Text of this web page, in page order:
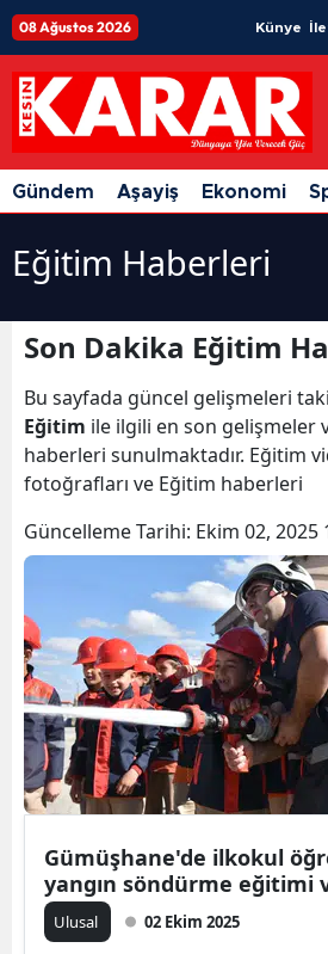
08 Ağustos 2026 Künye
Gündem Aşayiş Ekonomi
Eğitim Haberleri
Son Dakika Eğitim
Bu sayfada güncel gelişmeleri
Eğitim ile ilgili en son gelişmeler
haberleri sunulmaktadır. Eğitim
fotoğrafları ve Eğitim haberleri
Güncelleme Tarihi: Ekim 02, 2025
Gümüşhane'de ilkokul
yangın söndürme eğitimi
Ulusal 02 Ekim 2025